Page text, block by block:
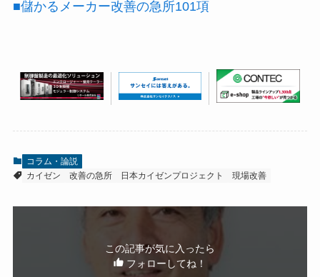
■儲かるメーカー改善の急所101項
コラム・論説
カイゼン
改善の急所 日本カイゼンプロジェクト 現場改善
この記事が気に入ったら
フォローしてね！